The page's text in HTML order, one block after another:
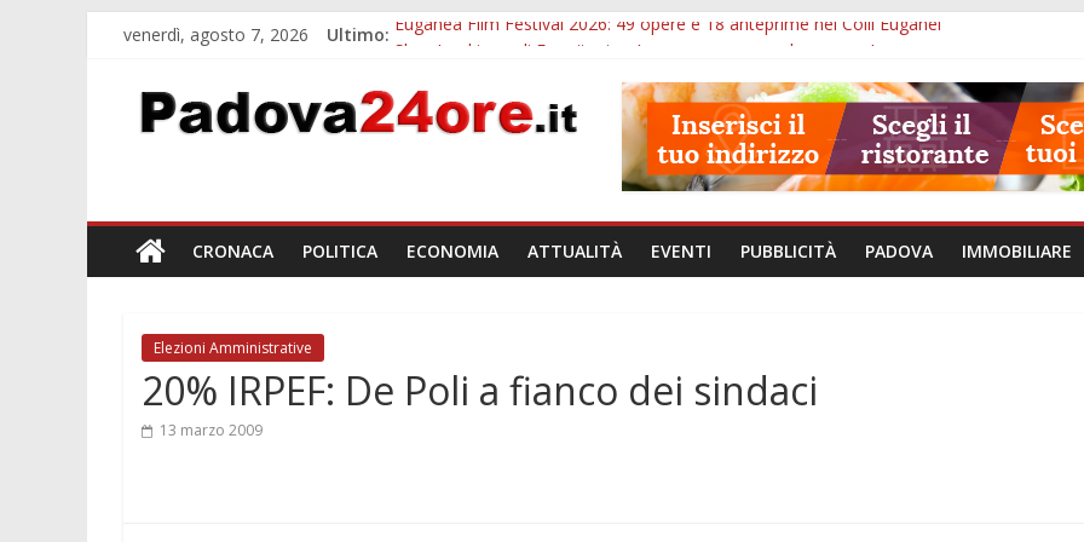
venerdì, agosto 7, 2026 Ultimo: Euganea Film Festival 2026: 49 opere e 18 anteprime nei Colli Euganei
Notizie di Padova alle ore 21: lavoratore morto, credito sul gasolio e IA nei Comuni
Orto Botanico Padova: visite ed escursioni fino a settembre
Concorso Università di Padova: 5 funzionari, domande entro il 7 agosto
CRONACA POLITICA ECONOMIA ATTUALITÀ EVENTI PUBBLICITÀ PADOVA IMMOBILIARE
Elezioni Amministrative
20% IRPEF: De Poli a fianco dei sindaci
13 marzo 2009